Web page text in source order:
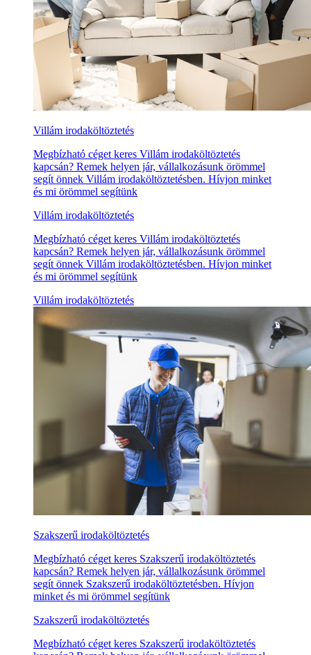
Villám irodaköltöztetés
Megbízható céget keres Villám irodaköltöztetés
kapcsán? Remek helyen jár, vállalkozásunk örömmel
segít önnek Villám irodaköltöztetésben. Hívjon minket
és mi örömmel segítünk
Villám irodaköltöztetés
Megbízható céget keres Villám irodaköltöztetés
kapcsán? Remek helyen jár, vállalkozásunk örömmel
segít önnek Villám irodaköltöztetésben. Hívjon minket
és mi örömmel segítünk
Villám irodaköltöztetés
Szakszerű irodaköltöztetés
Megbízható céget keres Szakszerű irodaköltöztetés
kapcsán? Remek helyen jár, vállalkozásunk örömmel
segít önnek Szakszerű irodaköltöztetésben. Hívjon
minket és mi örömmel segítünk
Szakszerű irodaköltöztetés
Megbízható céget keres Szakszerű irodaköltöztetés